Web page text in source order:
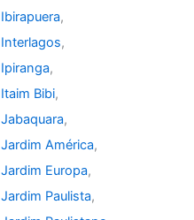
Ibirapuera,
Interlagos,
Ipiranga,
Itaim Bibi,
Jabaquara,
Jardim América,
Jardim Europa,
Jardim Paulista,